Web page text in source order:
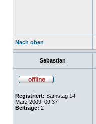
Nach oben
Sebastian
Registriert: Samstag 14.
März 2009, 09:37
Beiträge: 2